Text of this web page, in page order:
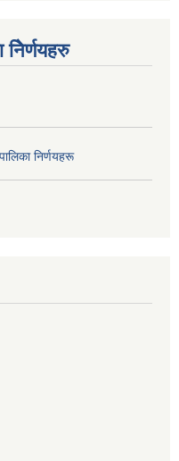
निेर्णयहरु
निर्णयहरू